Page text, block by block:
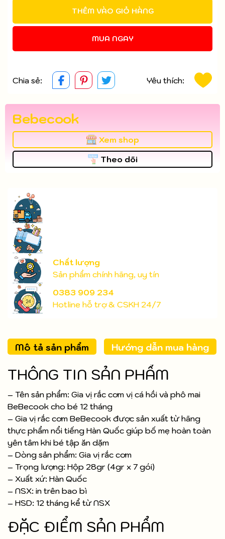
THÊM VÀO GIỎ HÀNG
MUA NGAY
Chia sẻ: Yêu thích:
Bebecook
Xem shop
Theo dõi
Chất lượng
Sản phẩm chính hãng, uy tín
0383 909 234
Hotline hỗ trợ & CSKH 24/7
Mô tả sản phẩm Hướng dẫn mua hàng
THÔNG TIN SẢN PHẨM
– Tên sản phẩm: Gia vị rắc cơm vị cá hồi và phô mai
BeBecook cho bé 12 tháng
– Gia vị rắc cơm BeBecook được sản xuất từ hãng
thực phẩm nổi tiếng Hàn Quốc giúp bố mẹ hoàn toàn
yên tâm khi bé tập ăn dặm
– Dòng sản phẩm: Gia vị rắc cơm
– Trọng lượng: Hộp 28gr (4gr x 7 gói)
– Xuất xứ: Hàn Quốc
– NSX: in trên bao bì
– HSD: 12 tháng kể từ NSX
ĐẶC ĐIỂM SẢN PHẨM